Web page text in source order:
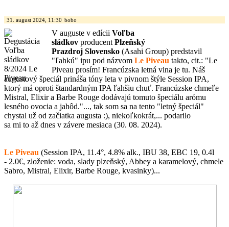
31. august 2024, 11:30 bobo
V auguste v edícii Voľba
sládkov producent Plzeňský
Prazdroj Slovensko (Asahi Group) predstavil
"ľahkú" ipu pod názvom Le Piveau takto, cit.: "Le
Piveau prosím! Francúzska letná vlna je tu. Náš
augustový špeciál prináša tóny leta v pivnom štýle Session IPA,
ktorý má oproti štandardným IPA ľahšiu chuť. Francúzske chmeľe
Mistral, Elixir a Barbe Rouge dodávajú tomuto špeciálu arómu
lesného ovocia a jahôd."..., tak som sa na tento "letný špeciál"
chystal už od začiatka augusta :), niekoľkokrát,... podarilo
sa mi to až dnes v závere mesiaca (30. 08. 2024).
Le Piveau (Session IPA, 11.4°, 4.8% alk., IBU 38, EBC 19, 0.4l
- 2.0€, zloženie: voda, slady plzeňský, Abbey a karamelový, chmele
Sabro, Mistral, Elixir, Barbe Rouge, kvasinky)...